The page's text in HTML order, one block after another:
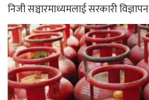
निजी सञ्चारमाध्यमलाई सरकारी विज्ञापन